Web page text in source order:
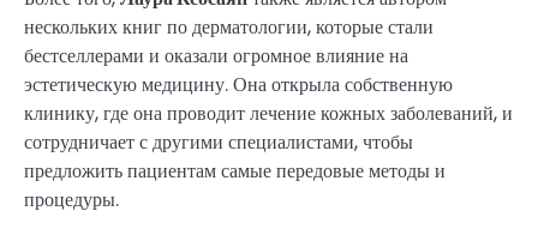
нескольких книг по дерматологии, которые стали
бестселлерами и оказали огромное влияние на
эстетическую медицину. Она открыла собственную
клинику, где она проводит лечение кожных заболеваний, и
сотрудничает с другими специалистами, чтобы
предложить пациентам самые передовые методы и
процедуры.